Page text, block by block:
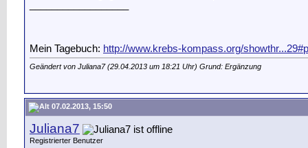
Mein Tagebuch: http://www.krebs-kompass.org/
Geändert von Juliana7 (29.04.2013 um 18:21 Uhr) Grund: Ergänzung
07.02.2013, 15:50
Juliana7
Registrierter Benutzer